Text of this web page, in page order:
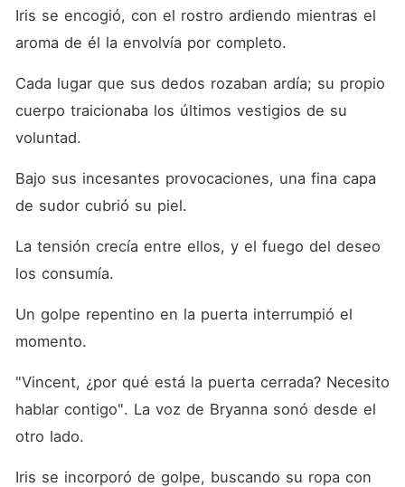
Iris se encogió, con el rostro ardiendo mientras el
aroma de él la envolvía por completo.
Cada lugar que sus dedos rozaban ardía; su propio
cuerpo traicionaba los últimos vestigios de su
voluntad.
Bajo sus incesantes provocaciones, una fina capa
de sudor cubrió su piel.
La tensión crecía entre ellos, y el fuego del deseo
los consumía.
Un golpe repentino en la puerta interrumpió el
momento.
"Vincent, ¿por qué está la puerta cerrada? Necesito
hablar contigo". La voz de Bryanna sonó desde el
otro lado.
Iris se incorporó de golpe, buscando su ropa con